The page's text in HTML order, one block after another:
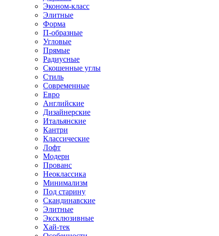
Эконом-класс
Элитные
Форма
П-образные
Угловые
Прямые
Радиусные
Скошенные углы
Стиль
Современные
Евро
Английские
Дизайнерские
Итальянские
Кантри
Классические
Лофт
Модерн
Прованс
Неоклассика
Минимализм
Под старину
Скандинавские
Элитные
Эксклюзивные
Хай-тек